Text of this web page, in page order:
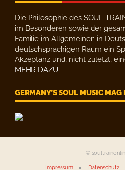
Die Philosophie des SOUL
im Besonderen sowie der
Familie im Allgemeinen in
deutschsprachigen Raum ein
Akzeptanz und, nicht zuletzt,
MEHR DAZU
GERMANY’S SOUL MUSIC MAG
©
Impressum Datenschutz